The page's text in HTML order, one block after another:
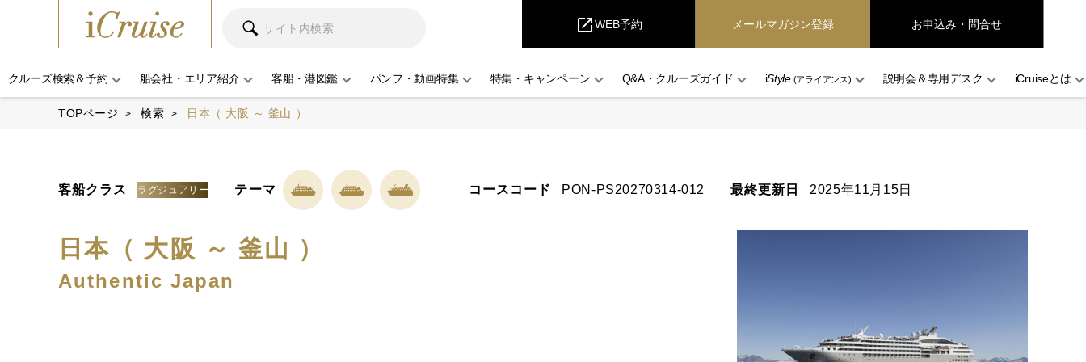
open_in_newWEB予約 メールマガジン登録 お申込み・問合せ
クルーズ検索＆予約 船会社・エリア紹介 客船・港図鑑 パンフ・動画特集 特集・キャンペーン Q&A・クルーズガイド iStyle(アライアンス) 説明会＆専用デスク iCruiseとは
TOPページ 検索 日本（ 大阪 ～ 釜山 ）
客船クラス ラグジュアリー テーマ コースコード PON-PS20270314-012 最終更新日 2025年11月15日
日本（ 大阪 ～ 釜山 ）
Authentic Japan